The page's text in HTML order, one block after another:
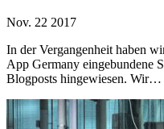
Nov. 22 2017
In der Vergangenheit haben
App Germany eingebundene
Blogposts hingewiesen. Wir…